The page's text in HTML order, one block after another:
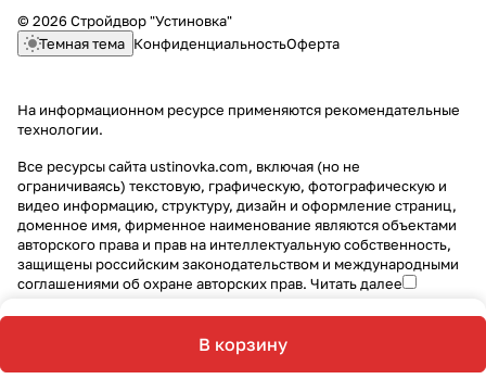
В корзину
© 2026 Стройдвор "Устиновка"
Темная тема КонфиденциальностьОферта
На информационном ресурсе применяются рекомендательные
технологии.
Все ресурсы сайта ustinovka.com, включая (но не
ограничиваясь) текстовую, графическую, фотографическую и
видео информацию, структуру, дизайн и оформление страниц,
доменное имя, фирменное наименование являются объектами
авторского права и прав на интеллектуальную собственность,
защищены российским законодательством и международными
соглашениями об охране авторских прав. Читать далее